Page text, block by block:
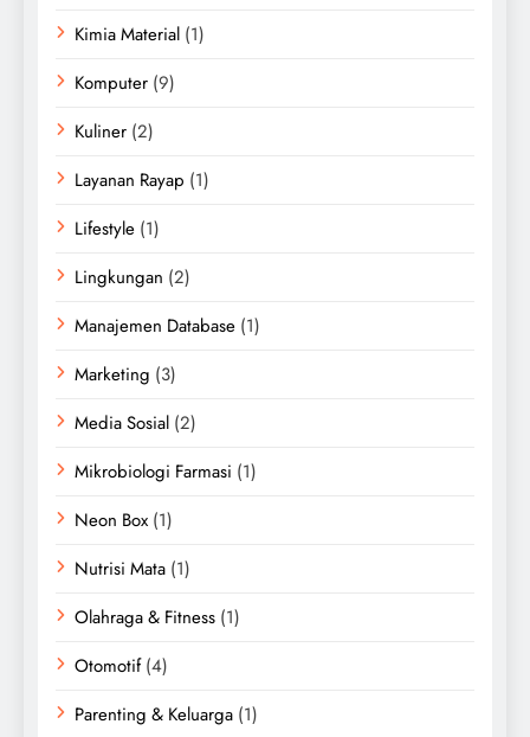
Kimia Material (1)
Komputer (9)
Kuliner (2)
Layanan Rayap (1)
Lifestyle (1)
Lingkungan (2)
Manajemen Database (1)
Marketing (3)
Media Sosial (2)
Mikrobiologi Farmasi (1)
Neon Box (1)
Nutrisi Mata (1)
Olahraga & Fitness (1)
Otomotif(4)
Parenting & Keluarga (1)